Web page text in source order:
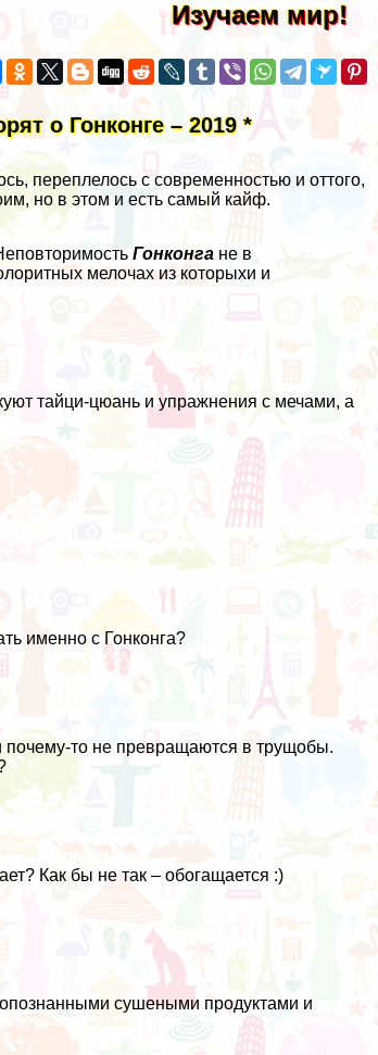
Изучаем мир!
о Гонконге – 2019 *
переплелось с современностью и оттого,
но в этом и есть самый кайф.
Гонконга не в
мелочах из которыхи и
тайци-цюань и упражнения с мечами, а
именно с Гонконга?
почему-то не превращаются в трущобы.
Как бы не так – обогащается :)
сушеными продуктами и